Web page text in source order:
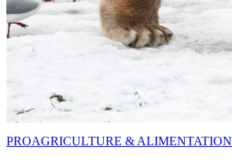
PROAGRICULTURE & ALIMENTATION